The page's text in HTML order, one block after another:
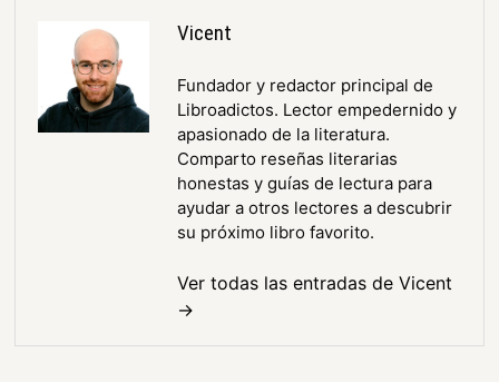
Vicent
Fundador y redactor principal de
Libroadictos. Lector empedernido y
apasionado de la literatura.
Comparto reseñas literarias
honestas y guías de lectura para
ayudar a otros lectores a descubrir
su próximo libro favorito.
Ver todas las entradas de Vicent
→